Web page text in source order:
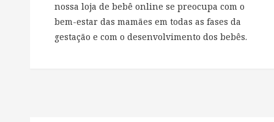
nossa loja de bebê online se preocupa com o
bem-estar das mamães em todas as fases da
gestação e com o desenvolvimento dos bebês.